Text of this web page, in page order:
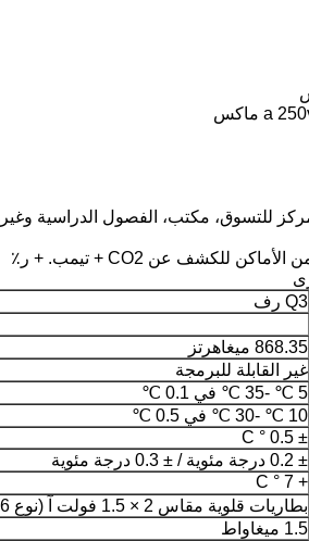
Q3 رف
868.35 ميغاهرتز
غير القابلة للبرمجة
5 ℃ -35 ℃ في 0.1 ℃
10 ℃ -30 ℃ في 0.5 ℃
± 0.5 ° C
± 0.2 درجة مئوية / ± 0.3 درجة مئوية
+ 7 ° C
بطاريات قلوية مقاس 2 × 1.5 فولت آ (نوع LR6)
1.5 ميغاواط